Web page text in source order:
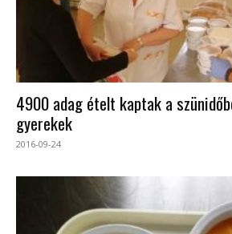
4900 adag ételt kaptak a
gyerekek
2016-09-24